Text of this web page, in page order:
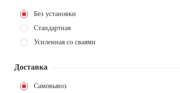
Без установки
Стандартная
Усиленная со сваями
Доставка
Самовывоз